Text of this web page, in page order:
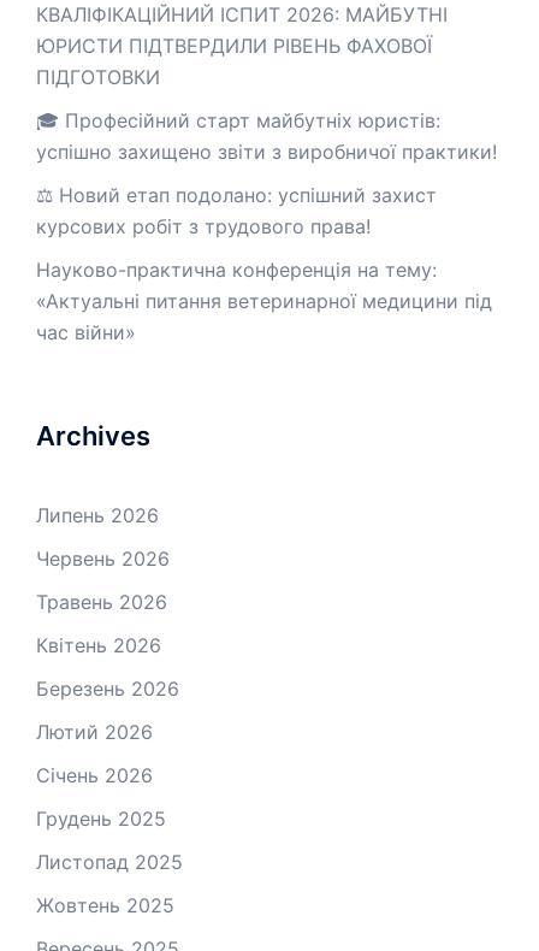
КВАЛІФІКАЦІЙНИЙ ІСПИТ 2026: МАЙБУТНІ
ЮРИСТИ ПІДТВЕРДИЛИ РІВЕНЬ ФАХОВОЇ
ПІДГОТОВКИ
🎓 Професійний старт майбутніх юристів:
успішно захищено звіти з виробничої практики!
⚖️ Новий етап подолано: успішний захист
курсових робіт з трудового права!
Науково-практична конференція на тему:
«Актуальні питання ветеринарної медицини під
час війни»
Archives
Липень 2026
Червень 2026
Травень 2026
Квітень 2026
Березень 2026
Лютий 2026
Січень 2026
Грудень 2025
Листопад 2025
Жовтень 2025